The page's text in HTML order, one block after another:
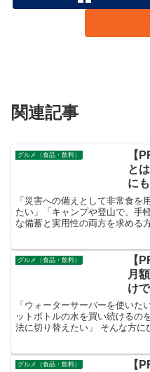
関連記事
グルメ（食品・飲料）
【
と
に
「災害への備えとして非常食を
たい」「キャンプや登山で、手
な備蓄と実用性の両方を求める
グルメ（食品・飲料）
【
月
け
型
説！
「ウォーターサーバーを使い
ットボトルの水を買い続けるの
法に切り替えたい」 そんな方
グルメ（食品・飲料）
【